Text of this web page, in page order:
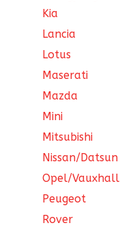
Kia
Lancia
Lotus
Maserati
Mazda
Mini
Mitsubishi
Nissan/Datsun
Opel/Vauxhall
Peugeot
Rover